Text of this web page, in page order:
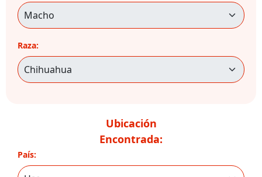
Raza:
Ubicación
Encontrada:
País: